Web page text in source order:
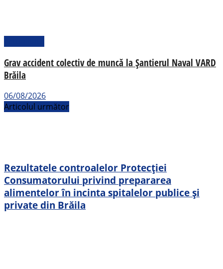
Grav accident colectiv de muncă la Șantierul Naval VARD
Brăila
06/08/2026
Articolul următor
Rezultatele controalelor Protecției
Consumatorului privind prepararea
alimentelor în incinta spitalelor publice și
private din Brăila